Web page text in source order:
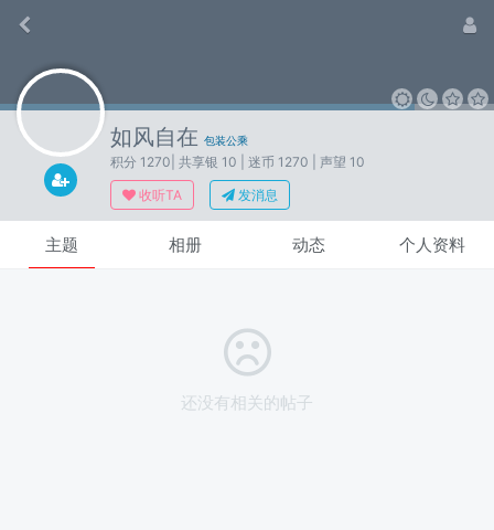
如风自在 包装公乘
积分 1270 | 共享银 10 | 迷币 1270
| 声望 10
收听TA
发消息
主题 相册 动态 个人资料
还没有相关的帖子